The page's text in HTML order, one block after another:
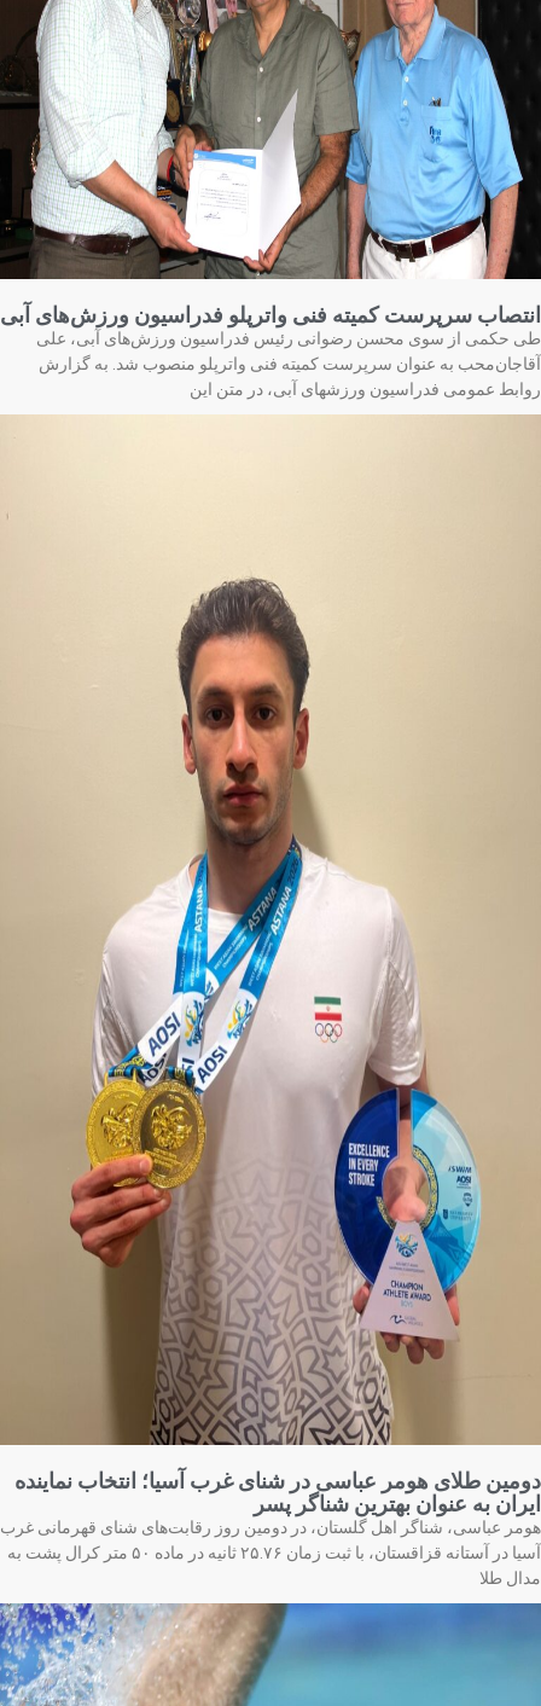
سرپرست کمیته فنی واترپلو فدراسیون ورزش‌های آبی
حکمی از سوی محسن رضوانی رئیس فدراسیون ورزش‌های آبی، علی
به عنوان سرپرست کمیته فنی واترپلو منصوب شد. به گزارش
عمومی فدراسیون ورزشهای آبی، در متن این
طلای هومر عباسی در شنای غرب آسیا؛ انتخاب نماینده
به عنوان بهترین شناگر پسر
عباسی، شناگر اهل گلستان، در دومین روز رقابت‌های شنای قهرمانی غرب
آسیا در آستانه قزاقستان، با ثبت زمان ۲۵.۷۶ ثانیه در ماده ۵۰ متر کرال پشت به
طلا